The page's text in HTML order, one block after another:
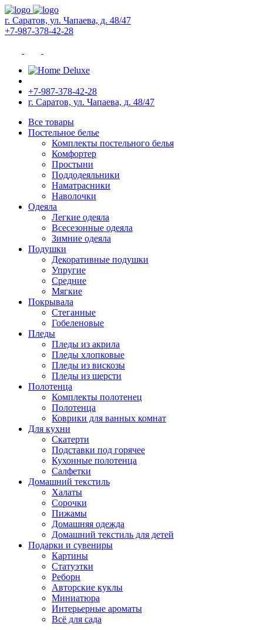
г. Саратов, ул. Чапаева, д. 48/47
+7-987-378-42-28
+7-987-378-42-28
г. Саратов, ул. Чапаева, д. 48/47
Все товары
Постельное белье
Комплекты постельного белья
Комфортер
Простыни
Поддодеяльники
Наматрасники
Наволочки
Одеяла
Легкие одеяла
Всесезонные одеяла
Зимние одеяла
Подушки
Декоративные подушки
Упругие
Средние
Мягкие
Покрывала
Стеганные
Гобеленовые
Пледы
Пледы из акрила
Пледы хлопковые
Пледы из вискозы
Пледы из шерсти
Полотенца
Комплекты полотенец
Полотенца
Коврики для ванных комнат
Для кухни
Скатерти
Подставки под горячее
Кухонные полотенца
Салфетки
Домашний текстиль
Халаты
Сорочки
Пижамы
Домашняя одежда
Домашний текстиль для детей
Подарки и сувениры
Картины
Статуэтки
Реборн
Авторские куклы
Миниатюра
Интерьерные ароматы
Всё для сада